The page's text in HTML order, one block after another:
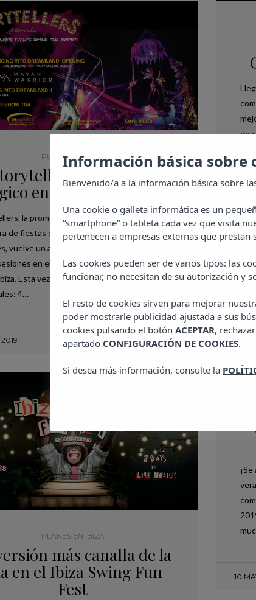
de
PLANES EN IBIZA
un mundo
en Cova Santa Ibiza
la promotora más creativa de Ibiza,
de fiestas exitosas como WooMooN o Acid
vuelve un año más para fascinarnos con
en el mítico Club Restaurante Cova
Esta vez proponen cuatro citas
4…
10
PLANES EN IBIZA
más canalla de la
en el Ibiza Swing Fun
Fest
Información básica sobre
Bienvenido/a a la información básica sobre
Una cookie o galleta informática es un
“smartphone” o tableta cada vez que visita
pertenecen a empresas externas que
Las cookies pueden ser de varios tipos: las
funcionar, no necesitan de su autorización y
El resto de cookies sirven para mejorar
poder mostrarle publicidad ajustada a sus
cookies pulsando el botón ACEPTAR,
apartado CONFIGURACIÓN DE COOKIES.
Si desea más información, consulte la